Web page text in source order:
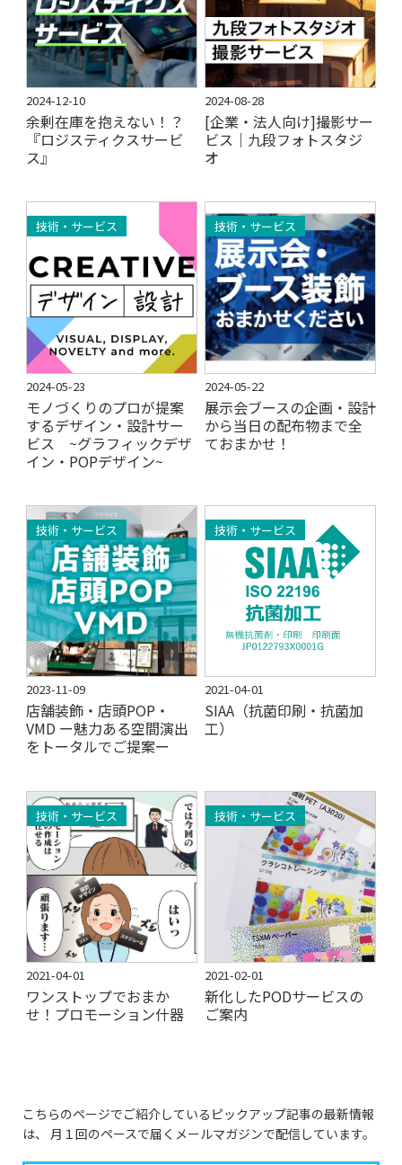
2024-12-10
余剰在庫を抱えない！？
『ロジスティクスサービ
ス』
2024-08-28
[企業・法人向け]撮影サー
ビス｜九段フォトスタジ
オ
技術・サービス
2024-05-23
モノづくりのプロが提案
するデザイン・設計サー
ビス ~グラフィックデザ
イン・POPデザイン~
技術・サービス
2024-05-22
展示会ブースの企画・設計
から当日の配布物まで全
ておまかせ！
技術・サービス
2023-11-09
店舗装飾・店頭POP・
VMD ー魅力ある空間演出
をトータルでご提案ー
技術・サービス
2021-04-01
SIAA（抗菌印刷・抗菌加
工）
技術・サービス
2021-04-01
ワンストップでおまか
せ！プロモーション什器
技術・サービス
2021-02-01
新化したPODサービスの
ご案内
こちらのページでご紹介しているピックアップ記事の最新情報
は、
月１回のペースで届くメールマガジンで配信しています。